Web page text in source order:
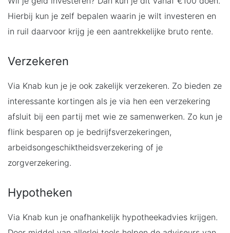
Hierbij kun je zelf bepalen waarin je wilt investeren en
in ruil daarvoor krijg je een aantrekkelijke bruto rente.
Verzekeren
Via Knab kun je je ook zakelijk verzekeren. Zo bieden ze
interessante kortingen als je via hen een verzekering
afsluit bij een partij met wie ze samenwerken. Zo kun je
flink besparen op je bedrijfsverzekeringen,
arbeidsongeschiktheidsverzekering of je
zorgverzekering.
Hypotheken
Via Knab kun je onafhankelijk hypotheekadvies krijgen.